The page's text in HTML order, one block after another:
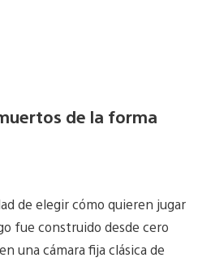
de la forma
de elegir cómo quieren jugar
fue construido desde cero
una cámara fija clásica de